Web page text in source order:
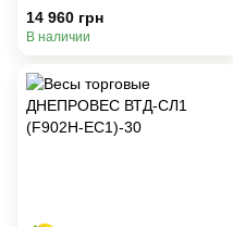
14 960 грн
В наличии